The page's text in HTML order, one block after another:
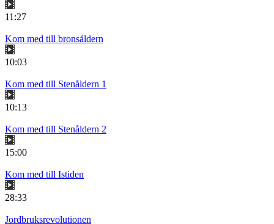
11:27
Kom med till bronsåldern
10:03
Kom med till Stenåldern 1
10:13
Kom med till Stenåldern 2
15:00
Kom med till Istiden
28:33
Jordbruksrevolutionen